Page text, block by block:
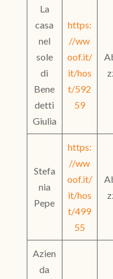
La
casa
nel
sole
di
Bene
detti
Giulia
https:
//ww
oof.it/
it/hos
t/592
59
Stefa
nia
Pepe
https:
//ww
oof.it/
it/hos
t/499
55
Azien
da